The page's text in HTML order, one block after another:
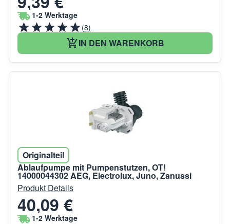
1-2 Werktage
(8)
IN DEN WARENKORB
Originalteil
Ablaufpumpe mit Pumpenstutzen, OT!
14000044302 AEG, Electrolux, Juno, Zanussi
Produkt Details
40,09 €
1-2 Werktage